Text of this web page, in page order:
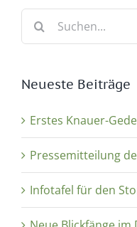
Suche
Neueste Beiträge
Erstes Knauer-
Pressemitteilung
Infotafel für den